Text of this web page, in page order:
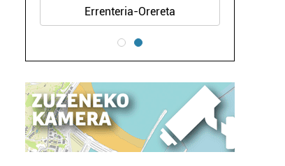
Errenteria-Orereta